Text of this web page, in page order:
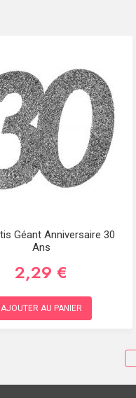
Géant Anniversaire 30
Ans
2,29 €
AJOUTER AU PANIER